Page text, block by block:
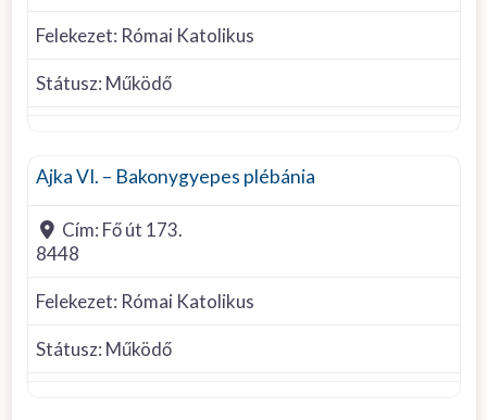
Felekezet: Római Katolikus
Státusz: Működő
Ajka VI. – Bakonygyepes plébánia
Cím: Fő út 173.
8448
Felekezet: Római Katolikus
Státusz: Működő